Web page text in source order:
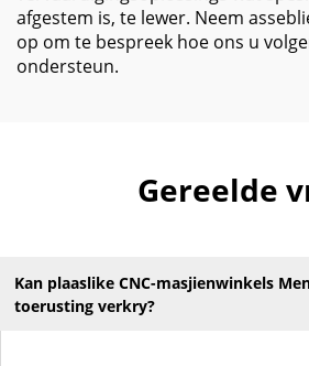
afgestem is, te lewer. Neem
op om te bespreek hoe ons u
ondersteun.
Gereelde
Kan plaaslike CNC-masjienwinkels
toerusting verkry?